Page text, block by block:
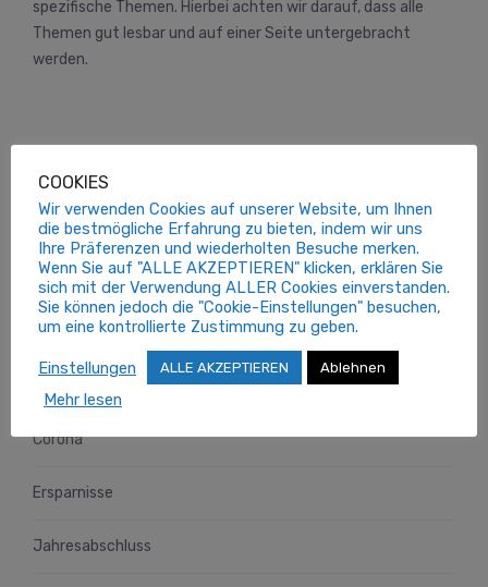
spezifische Themen. Hierbei achten wir darauf, dass alle
Themen gut lesbar und auf einer Seite untergebracht
werden.
Kundenbereich
Beratungsfelder
Beratungskalender
Corona
Ersparnisse
Jahresabschluss
COOKIES
Wir verwenden Cookies auf unserer Website, um Ihnen
die bestmögliche Erfahrung zu bieten, indem wir uns
Ihre Präferenzen und wiederholten Besuche merken.
Wenn Sie auf "ALLE AKZEPTIEREN" klicken, erklären Sie
sich mit der Verwendung ALLER Cookies einverstanden.
Sie können jedoch die "Cookie-Einstellungen" besuchen,
um eine kontrollierte Zustimmung zu geben.
Einstellungen ALLE AKZEPTIEREN Ablehnen
Mehr lesen